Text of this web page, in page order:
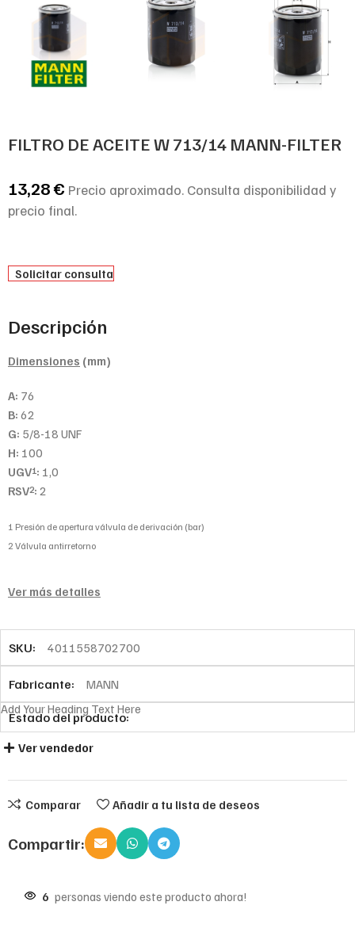
FILTRO DE ACEITE W 713/14 MANN-FILTER
13,28€ Precio aproximado. Consulta disponibilidad y
precio final.
Solicitar consulta
Descripción
Dimensiones (mm)
A: 76
B: 62
G: 5/8-18 UNF
H: 100
UGV1: 1,0
RSV2: 2
1 Presión de apertura válvula de derivación (bar)
2 Válvula antirretorno
Ver más detalles
SKU: 4011558702700
Fabricante: MANN
Estado del producto:
Add Your Heading Text Here
Ver vendedor
Comparar Añadir a tu lista de deseos
Compartir:
6 personas viendo este producto ahora!